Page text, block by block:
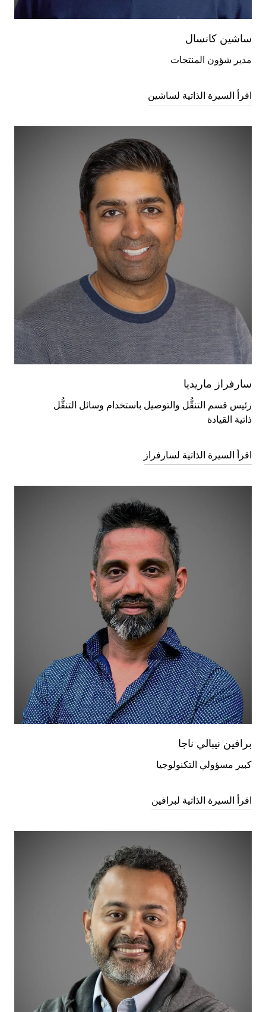
ساشين كانسال
مدير شؤون المنتجات
اقرأ السيرة الذاتية لساشين
سارفراز ماريديا
رئيس قسم التنقُّل والتوصيل باستخدام وسائل التنقُّل
ذاتية القيادة
اقرأ السيرة الذاتية لسارفراز
برافين نيبالي ناجا
كبير مسؤولي التكنولوجيا
اقرأ السيرة الذاتية لبرافين